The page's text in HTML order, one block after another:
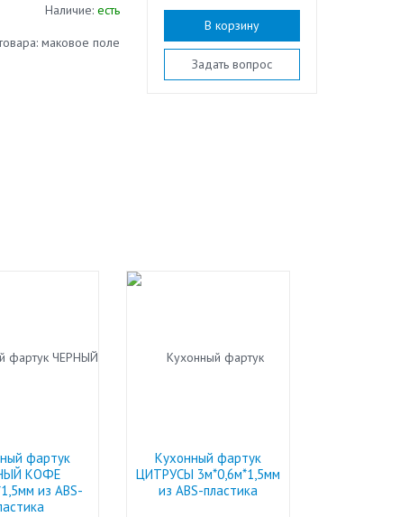
Наличие: есть
маковое поле
В корзину
Задать вопрос
фартук
КОФЕ
из ABS-
Кухонный фартук
ЦИТРУСЫ 3м*0,6м*1,5мм
из ABS-пластика